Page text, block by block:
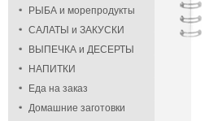
РЫБА и морепродукты
САЛАТЫ и ЗАКУСКИ
ВЫПЕЧКА и ДЕСЕРТЫ
НАПИТКИ
Еда на заказ
Домашние заготовки